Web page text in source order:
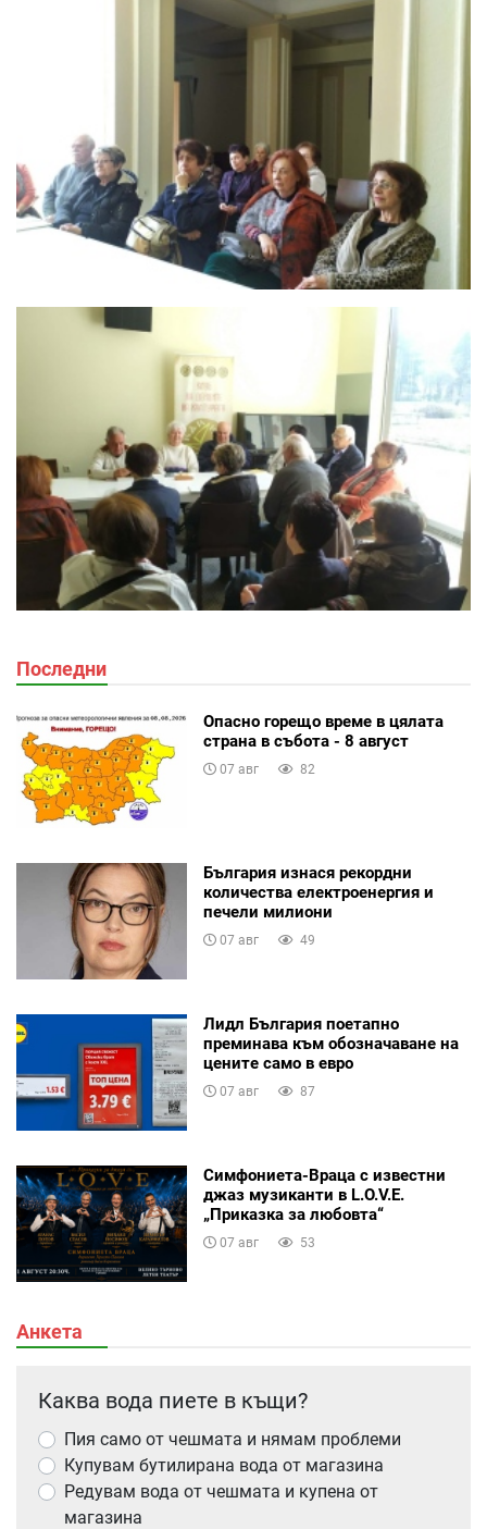
Последни
Опасно горещо време в цялата
страна в събота - 8 август
07 авг 82
България изнася рекордни
количества електроенергия и
печели милиони
07 авг 49
Лидл България поетапно
преминава към обозначаване на
цените само в евро
07 авг 87
Симфониета-Враца с известни
джаз музиканти в L.O.V.E.
„Приказка за любовта“
07 авг 53
Анкета
Каква вода пиете в къщи?
Пия само от чешмата и нямам проблеми
Купувам бутилирана вода от магазина
Редувам вода от чешмата и купена от
магазина